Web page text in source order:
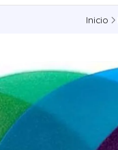
Inicio